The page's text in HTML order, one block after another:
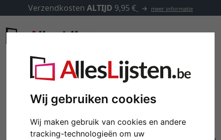
Wij gebruiken cookies
Wij maken gebruik van cookies en andere
tracking-technologieën om uw
Verzendkosten ALTIJD 9,95 € meer informatie